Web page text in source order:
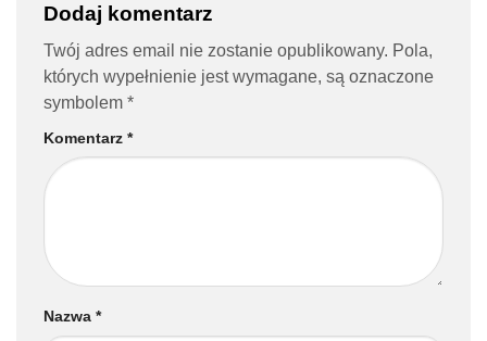
Dodaj komentarz
Twój adres email nie zostanie opublikowany. Pola,
których wypełnienie jest wymagane, są oznaczone
symbolem *
Komentarz *
Nazwa *